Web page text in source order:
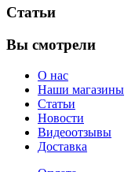
Статьи
Вы смотрели
О нас
Наши магазины
Статьи
Новости
Видеоотзывы
Доставка